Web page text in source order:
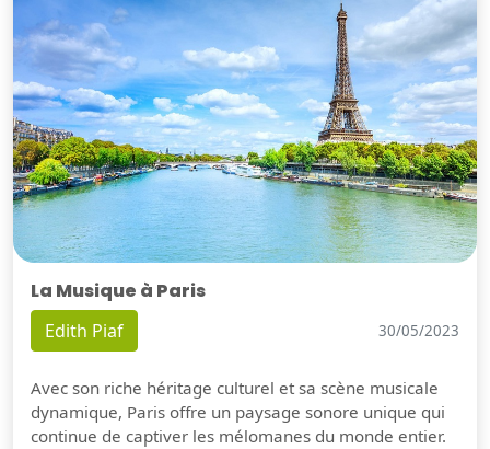
La Musique à Paris
Edith Piaf 30/05/2023
Avec son riche héritage culturel et sa scène musicale
dynamique, Paris offre un paysage sonore unique qui
continue de captiver les mélomanes du monde entier.